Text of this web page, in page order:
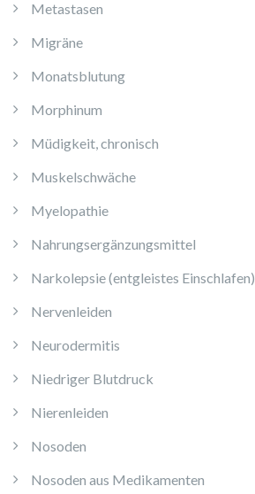
Metastasen
Migräne
Monatsblutung
Morphinum
Müdigkeit, chronisch
Muskelschwäche
Myelopathie
Nahrungsergänzungsmittel
Narkolepsie (entgleistes Einschlafen)
Nervenleiden
Neurodermitis
Niedriger Blutdruck
Nierenleiden
Nosoden
Nosoden aus Medikamenten